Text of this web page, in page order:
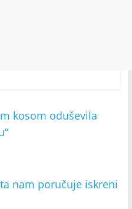
kosom oduševila
nam poručuje iskreni